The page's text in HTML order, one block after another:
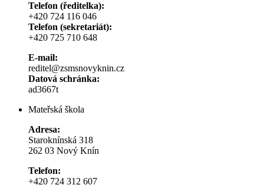
Telefon (ředitelka):
+420 724 116 046
Telefon (sekretariát):
+420 725 710 648
E-mail:
reditel@zsmsnovyknin.cz
Datová schránka:
ad3667t
Mateřská škola
Adresa:
Staroknínská 318
262 03 Nový Knín
Telefon:
+420 724 312 607